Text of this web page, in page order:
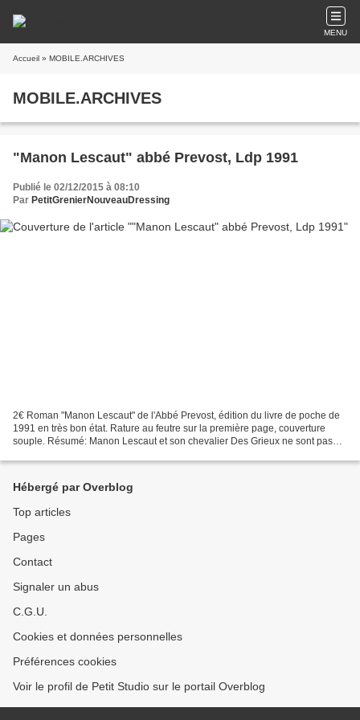
MENU
Accueil » MOBILE.ARCHIVES
MOBILE.ARCHIVES
"Manon Lescaut" abbé Prevost, Ldp 1991
Publié le 02/12/2015 à 08:10
Par PetitGrenierNouveauDressing
2€ Roman "Manon Lescaut" de l'Abbé Prevost, édition du livre de poche de
1991 en très bon état. Rature au feutre sur la première page, couverture
souple. Résumé: Manon Lescaut et son chevalier Des Grieux ne sont pas
Hébergé par Overblog
Top articles
Pages
Contact
Signaler un abus
C.G.U.
Cookies et données personnelles
Préférences cookies
Voir le profil de Petit Studio sur le portail Overblog